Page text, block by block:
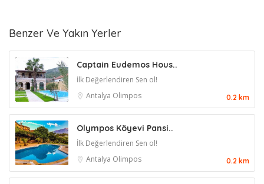
Benzer Ve Yakın Yerler
Captain Eudemos Hous..
İlk Değerlendiren Sen ol!
Antalya Olimpos 0.2 km
Olympos Köyevi Pansi..
İlk Değerlendiren Sen ol!
Antalya Olimpos 0.2 km